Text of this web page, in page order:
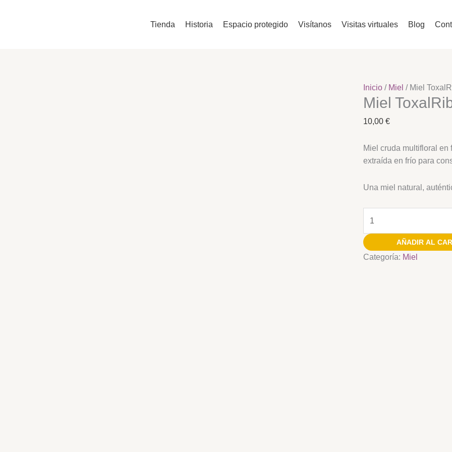
Tienda Historia Espacio protegido Visítanos Visitas virtuales Blog
Inicio / Miel / Miel
Miel
10,00 €
Miel cruda multifloral en
extraída en frío para
Una miel natural,
AÑADIR AL
Categoría: Miel